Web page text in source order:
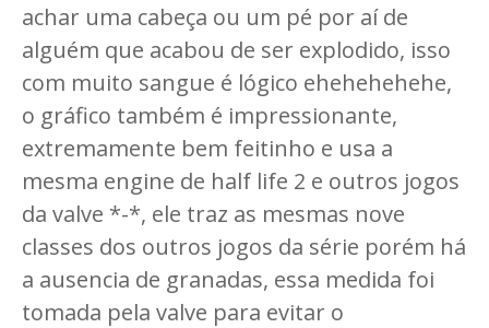
achar uma cabeça ou um pé por aí de
alguém que acabou de ser explodido, isso
com muito sangue é lógico ehehehehehe,
o gráfico também é impressionante,
extremamente bem feitinho e usa a
mesma engine de half life 2 e outros jogos
da valve *-*, ele traz as mesmas nove
classes dos outros jogos da série porém há
a ausencia de granadas, essa medida foi
tomada pela valve para evitar o